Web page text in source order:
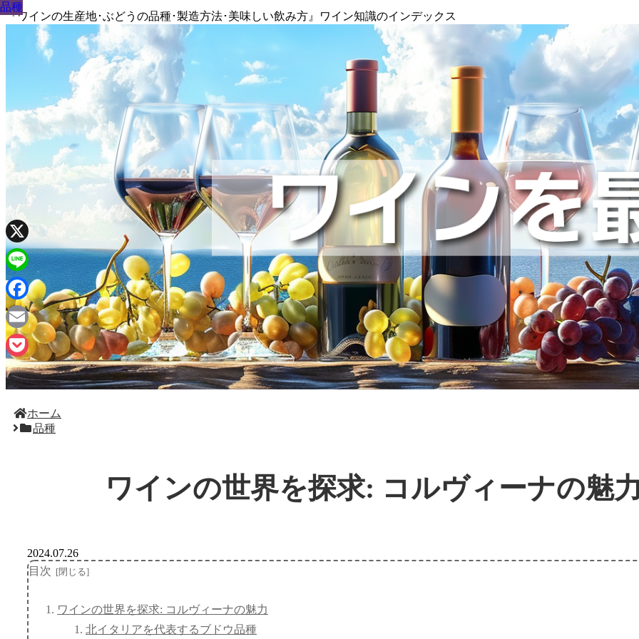
『ワインの生産地･ぶどうの品種･製造方法･美味しい飲み方』ワイン知識のインデックス
ホーム
品種
ワインの世界を探求: コルヴィーナの魅
品種
2024.07.26
目次
ワインの世界を探求: コルヴィーナの魅力
北イタリアを代表するブドウ品種
品種
品種
品種
品種
品種
品種
品種
品種
X
Line
Facebook
Email
Pocket